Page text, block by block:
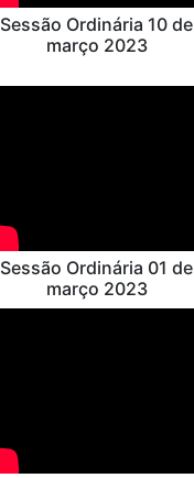
Sessão Ordinária 10 de
março 2023
Sessão Ordinária 01 de
março 2023